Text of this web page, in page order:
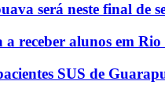
será neste final de
receber alunos em
SUS de